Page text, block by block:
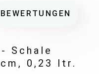
BEWERTUNGEN
Schale
0,23 ltr.